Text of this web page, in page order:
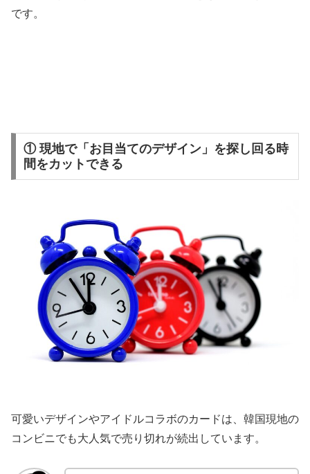
です。
① 現地で「お目当てのデザイン」を探し回る時
間をカットできる
可愛いデザインやアイドルコラボのカードは、韓国現地の
コンビニでも大人気で売り切れが続出しています。